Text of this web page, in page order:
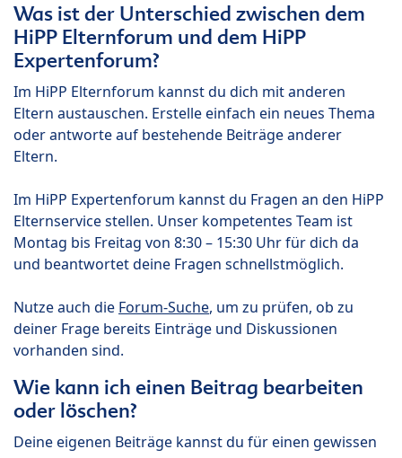
Was ist der Unterschied zwischen dem
HiPP Elternforum und dem HiPP
Expertenforum?
Im HiPP Elternforum kannst du dich mit anderen
Eltern austauschen. Erstelle einfach ein neues Thema
oder antworte auf bestehende Beiträge anderer
Eltern.
Im HiPP Expertenforum kannst du Fragen an den HiPP
Elternservice stellen. Unser kompetentes Team ist
Montag bis Freitag von 8:30 – 15:30 Uhr für dich da
und beantwortet deine Fragen schnellstmöglich.
Nutze auch die Forum-Suche, um zu prüfen, ob zu
deiner Frage bereits Einträge und Diskussionen
vorhanden sind.
Wie kann ich einen Beitrag bearbeiten
oder löschen?
Deine eigenen Beiträge kannst du für einen gewissen